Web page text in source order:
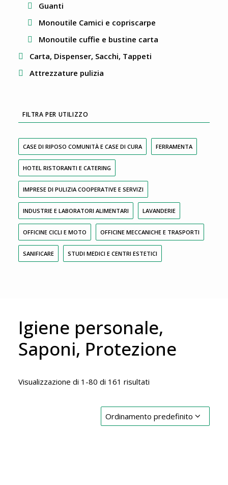
Guanti
Monoutile Camici e copriscarpe
Monoutile cuffie e bustine carta
Carta, Dispenser, Sacchi, Tappeti
Attrezzature pulizia
FILTRA PER UTILIZZO
CASE DI RIPOSO COMUNITÀ E CASE DI CURA FERRAMENTA
HOTEL RISTORANTI E CATERING
IMPRESE DI PULIZIA COOPERATIVE E SERVIZI
INDUSTRIE E LABORATORI ALIMENTARI LAVANDERIE
OFFICINE CICLI E MOTO OFFICINE MECCANICHE E TRASPORTI
SANIFICARE STUDI MEDICI E CENTRI ESTETICI
Igiene personale,
Saponi, Protezione
Visualizzazione di 1-80 di 161 risultati